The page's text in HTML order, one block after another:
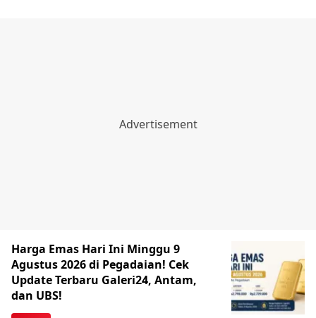
Harga Emas Hari Ini Minggu 9
Agustus 2026 di Pegadaian! Cek
Update Terbaru Galeri24, Antam,
dan UBS!